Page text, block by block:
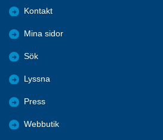
Kontakt
Mina sidor
Sök
Lyssna
Press
Webbutik